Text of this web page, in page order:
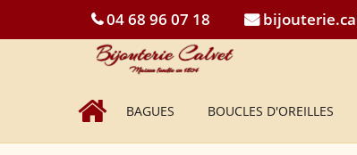
04 68 96 07 18
BAGUES BOUCLES D'OREILLES